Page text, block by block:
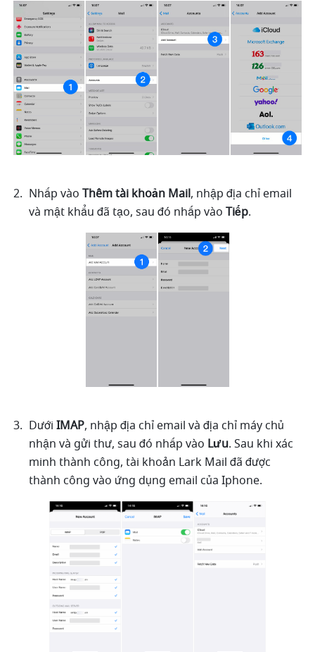
Nhấp vào Thêm tài khoản Mail, nhập địa chỉ email
và mật khẩu đã tạo, sau đó nhấp vào Tiếp.
Dưới IMAP, nhập địa chỉ email và địa chỉ máy chủ
nhận và gửi thư, sau đó nhấp vào Lưu. Sau khi xác
minh thành công, tài khoản Lark Mail đã được
thành công vào ứng dụng email của Iphone.